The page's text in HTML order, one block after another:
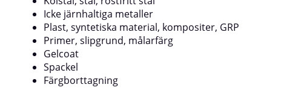
Icke järnhaltiga metaller
Plast, syntetiska material, kompositer, GRP
Primer, slipgrund, målarfärg
Gelcoat
Spackel
Färgborttagning